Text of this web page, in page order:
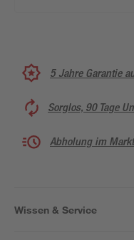
5 Jahre Garantie
Sorglos, 90 Tage
Abholung im
Wissen & Service